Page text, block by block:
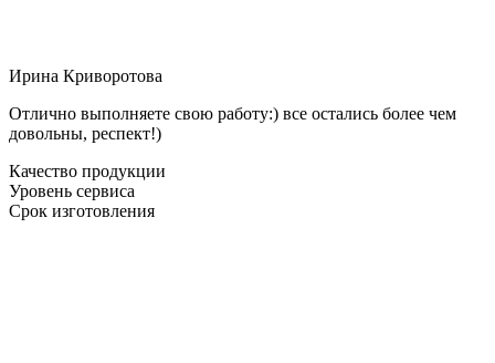
Ирина Криворотова
Отлично выполняете свою работу:) все остались более чем
довольны, респект!)
Качество продукции
Уровень сервиса
Срок изготовления